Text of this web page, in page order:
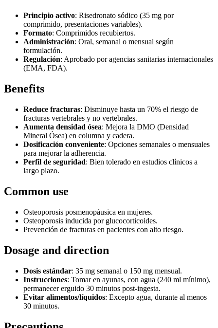
Principio activo: Risedronato sódico (35 mg por
comprimido, presentaciones variables).
Formato: Comprimidos recubiertos.
Administración: Oral, semanal o mensual según
formulación.
Regulación: Aprobado por agencias sanitarias internacionales
(EMA, FDA).
Benefits
Reduce fracturas: Disminuye hasta un 70% el riesgo de
fracturas vertebrales y no vertebrales.
Aumenta densidad ósea: Mejora la DMO (Densidad
Mineral Ósea) en columna y cadera.
Dosificación conveniente: Opciones semanales o mensuales
para mejorar la adherencia.
Perfil de seguridad: Bien tolerado en estudios clínicos a
largo plazo.
Common use
Osteoporosis posmenopáusica en mujeres.
Osteoporosis inducida por glucocorticoides.
Prevención de fracturas en pacientes con alto riesgo.
Dosage and direction
Dosis estándar: 35 mg semanal o 150 mg mensual.
Instrucciones: Tomar en ayunas, con agua (240 ml mínimo),
permanecer erguido 30 minutos post-ingesta.
Evitar alimentos/líquidos: Excepto agua, durante al menos
30 minutos.